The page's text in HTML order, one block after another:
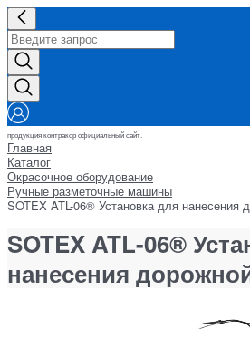
продукция контракор официальный сайт.
Главная
Каталог
Окрасочное оборудование
Ручные разметочные машины
SOTEX ATL-06® Установка для нанесения
SOTEX ATL-06®
нанесения